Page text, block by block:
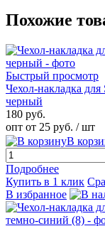
Похожие
Быстрый просмотр
Чехол-накладка
черный
180 руб.
опт от 25 руб. / шт
В
Подробнее
Купить в 1 клик
В избранное